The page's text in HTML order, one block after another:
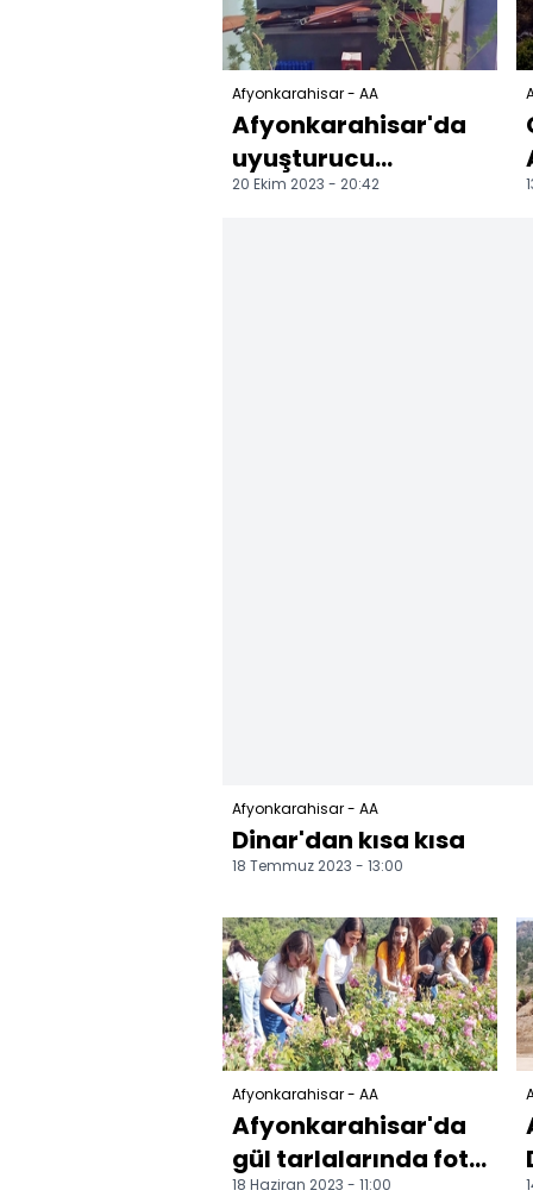
Afyonkarahisar - AA
Afyonkarahisar'da
uyuşturucu
operasyonunda 8
20 Ekim 2023 - 20:42
Afyonkarahisar - AA
Dinar'dan kısa kısa
18 Temmuz 2023 - 13:00
Afyonkarahisar - AA
Afyonkarahisar'da
gül tarlalarında foto
safari
18 Haziran 2023 - 11:00